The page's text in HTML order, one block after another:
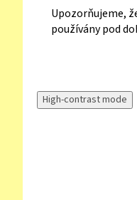
Upozorňujeme,
používány pod
High-contrast mode